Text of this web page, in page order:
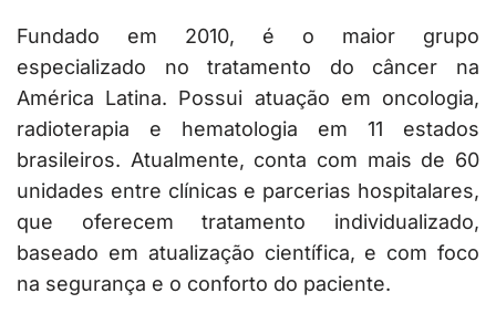
Fundado em 2010, é o maior grupo
especializado no tratamento do câncer na
América Latina. Possui atuação em oncologia,
radioterapia e hematologia em 11 estados
brasileiros. Atualmente, conta com mais de 60
unidades entre clínicas e parcerias hospitalares,
que oferecem tratamento individualizado,
baseado em atualização científica, e com foco
na segurança e o conforto do paciente.